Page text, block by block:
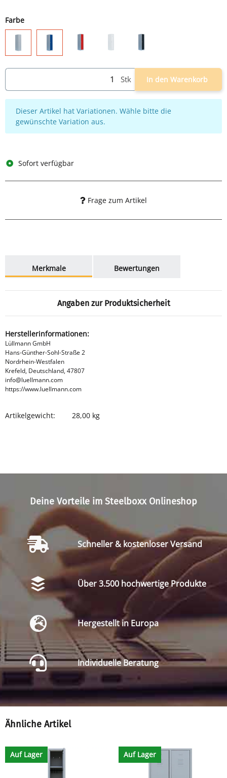
Farbe
Stk In den Warenkorb
x
Dieser Artikel hat Variationen. Wähle bitte die
gewünschte Variation aus.
Sofort verfügbar
Frage zum Artikel
Merkmale
Bewertungen
Angaben zur Produktsicherheit
Herstellerinformationen:
Lüllmann GmbH
Hans-Günther-Sohl-Straße 2
Nordrhein-Westfalen
Krefeld, Deutschland, 47807
info@luellmann.com
https://www.luellmann.com
Produkteigenschaft
Wert
Artikelgewicht: 28,00 kg
Deine Vorteile im Steelboxx Onlineshop
Schneller & kostenloser Versand
Über 3.500 hochwertige Produkte
Hergestellt in Europa
Individuelle Beratung
Ähnliche Artikel
Auf Lager Auf Lager